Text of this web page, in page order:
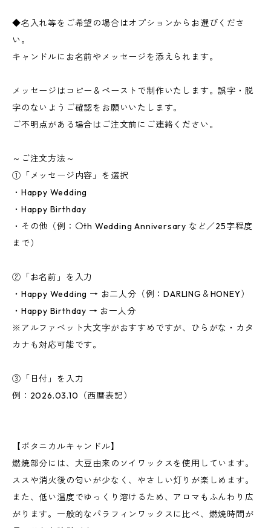
◆名入れ等をご希望の場合はオプションからお選びくださ
い。
キャンドルにお名前やメッセージを添えられます。
メッセージはコピー＆ペーストで制作いたします。誤字・脱
字のないようご確認をお願いいたします。
ご不明点がある場合はご注文前にご連絡ください。
～ご注文方法～
①「メッセージ内容」を選択
・Happy Wedding
・Happy Birthday
・その他（例：〇th Wedding Anniversary など／25字程度
まで）
②「お名前」を入力
・Happy Wedding → お二人分（例：DARLING＆HONEY）
・Happy Birthday → お一人分
※アルファベット大文字がおすすめですが、ひらがな・カタ
カナも対応可能です。
③「日付」を入力
例：2026.03.10（西暦表記）
【ボタニカルキャンドル】
燃焼部分には、大豆由来のソイワックスを使用しています。
ススや消火後の匂いが少なく、やさしい灯りが楽しめます。
また、低い温度でゆっくり溶けるため、アロマもふんわり広
がります。一般的なパラフィンワックスに比べ、燃焼時間が